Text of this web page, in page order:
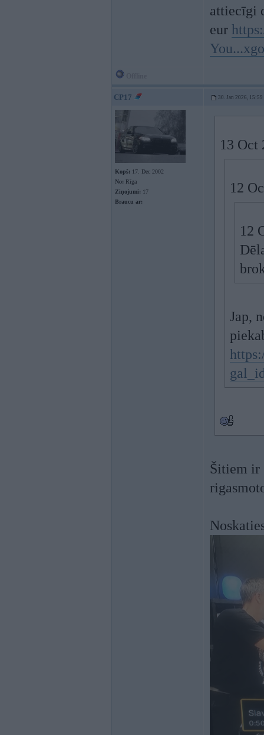
attiecīgi
eur
CP17 30. Jan 2026, 15:59
Kopš: 17. Dec 2002
No: Rīga
Ziņojumi: 17
Braucu ar:
13 Oct
12
12
Jap,
Šitiem ir